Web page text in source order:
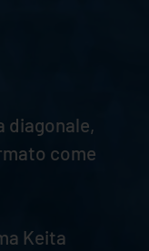
diagonale,
come
Keita